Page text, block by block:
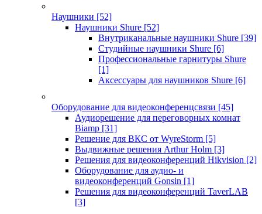
Наушники [52]
Наушники Shure [52]
Внутриканальные наушники Shure [39]
Студийные наушники Shure [6]
Профессиональные гарнитуры Shure
[1]
Аксессуары для наушников Shure [6]
Оборудование для видеоконференцсвязи [45]
Аудиорешение для переговорных комнат
Biamp [31]
Решение для ВКС от WyreStorm [5]
Выдвижные решения Arthur Holm [3]
Решения для видеоконференций Hikvision [2]
Оборудование для аудио- и
видеоконференций Gonsin [1]
Решения для видеоконференций TaverLAB
[3]